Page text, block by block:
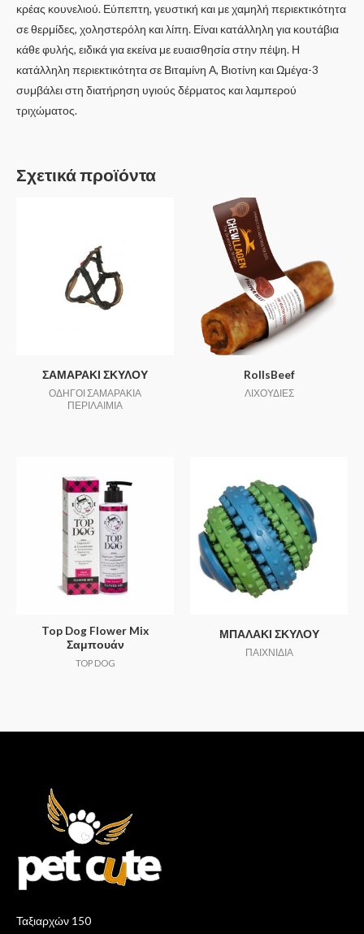
κρέας κουνελιού. Εύπεπτη, γευστική και με χαμηλή περιεκτικότητα
σε θερμίδες, χοληστερόλη και λίπη. Είναι κατάλληλη για κουτάβια
κάθε φυλής, ειδικά για εκείνα με ευαισθησία στην πέψη. Η
κατάλληλη περιεκτικότητα σε Βιταμίνη Α, Βιοτίνη και Ωμέγα-3
συμβάλει στη διατήρηση υγιούς δέρματος και λαμπερού
τριχώματος.
Σχετικά προϊόντα
ΣΑΜΑΡΑΚΙ ΣΚΥΛΟΥ
ΟΔΗΓΟΙ ΣΑΜΑΡΑΚΙΑ
ΠΕΡΙΛΑΙΜΙΑ
RollsBeef
ΛΙΧΟΥΔΙΕΣ
Top Dog Flower Mix
Σαμπουάν
TOP DOG
ΜΠΑΛΑΚΙ ΣΚΥΛΟΥ
ΠΑΙΧΝΙΔΙΑ
Ταξιαρχών 150